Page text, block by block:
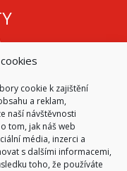
cookie k zajištění
a reklam,
naší návštěvnosti
tom, jak náš web
média, inzerci a
s dalšími informacemi,
toho, že používáte
najdete